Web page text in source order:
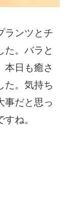
ランツとチ
た。バラと
本日も癒さ
た。気持ち
事だと思っ
ね。